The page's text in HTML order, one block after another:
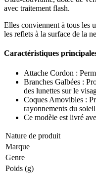
avec traitement flash.
Elles conviennent à tous les
les reflets à la surface de la
Caractéristiques
Attache Cordon :
Branches Galbées :
des lunettes sur le
Coques Amovibles :
rayonnements du
Ce modèle est livré
Nature de produit
Marque
Genre
Poids (g)